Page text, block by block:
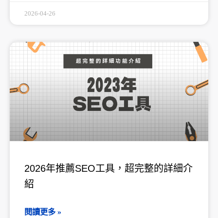
2026-04-26
2026年推薦SEO工具，超完整的詳細介
紹
閱讀更多 »